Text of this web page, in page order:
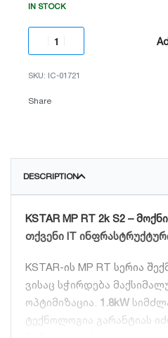
IN STOCK
IC-01721
Share
DESCRIPTION
KSTAR MP RT 2k S2 –
თქვენი IT
KSTAR-ის MP RT სერია
ვისაც სჭირდება
ოპტიმიზაცია. 1.8kW
ტექნოლოგია გარანტიას